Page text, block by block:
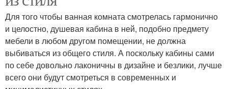
Для того чтобы ванная комната смотрелась гармонично
и целостно, душевая кабина в ней, подобно предмету
мебели в любом другом помещении, не должна
выбиваться из общего стиля. А поскольку кабины сами
по себе довольно лаконичны в дизайне и безлики, лучше
всего они будут смотреться в современных и